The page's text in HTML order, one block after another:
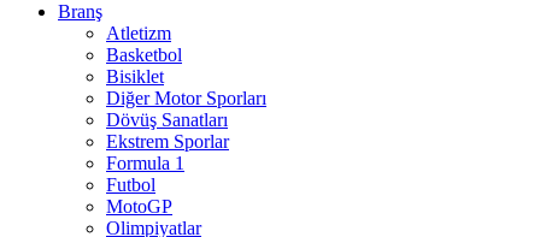
Branş
Atletizm
Basketbol
Bisiklet
Diğer Motor Sporları
Dövüş Sanatları
Ekstrem Sporlar
Formula 1
Futbol
MotoGP
Olimpiyatlar